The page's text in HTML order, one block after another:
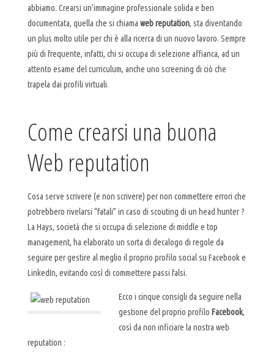
abbiamo. Crearsi un’immagine professionale solida e ben
documentata, quella che si chiama web reputation, sta diventando
un plus molto utile per chi è alla ricerca di un nuovo lavoro. Sempre
più di frequente, infatti, chi si occupa di selezione affianca, ad un
attento esame del curriculum, anche uno screening di ciò che
trapela dai profili virtuali.
Come crearsi una buona
Web reputation
Cosa serve scrivere (e non scrivere) per non commettere errori che
potrebbero rivelarsi “fatali” in caso di scouting di un head hunter ?
La Hays, società che si occupa di selezione di middle e top
management, ha elaborato un sorta di decalogo di regole da
seguire per gestire al meglio il proprio profilo social su Facebook e
LinkedIn, evitando così di commettere passi falsi.
Ecco i cinque consigli da seguire nella
gestione del proprio profilo Facebook,
così da non inficiare la nostra web
reputation :